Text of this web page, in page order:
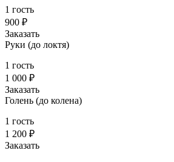
1 гость
900 ₽
Заказать
Руки (до локтя)
1 гость
1 000 ₽
Заказать
Голень (до колена)
1 гость
1 200 ₽
Заказать